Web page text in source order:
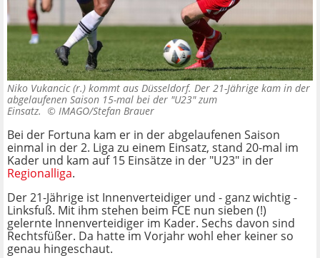
Niko Vukancic (r.) kommt aus Düsseldorf. Der 21-Jährige kam in der
abgelaufenen Saison 15-mal bei der "U23" zum
Einsatz. © IMAGO/Stefan Brauer
Bei der Fortuna kam er in der abgelaufenen Saison
einmal in der 2. Liga zu einem Einsatz, stand 20-mal im
Kader und kam auf 15 Einsätze in der "U23" in der
Regionalliga.
Der 21-Jährige ist Innenverteidiger und - ganz wichtig -
Linksfuß. Mit ihm stehen beim FCE nun sieben (!)
gelernte Innenverteidiger im Kader. Sechs davon sind
Rechtsfüßer. Da hatte im Vorjahr wohl eher keiner so
genau hingeschaut.